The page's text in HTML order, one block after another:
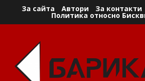
За сайта Автори За контакти
Политика относно